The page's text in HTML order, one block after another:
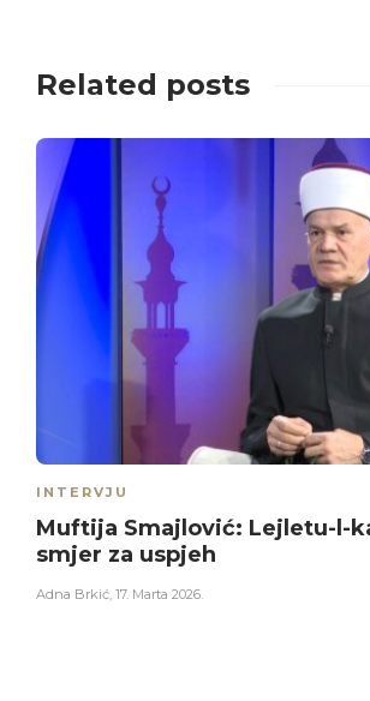
Related posts
INTERVJU
Muftija Smajlović: Lejletu-l-
smjer za uspjeh
Adna Brkić, 17. Marta 2026.